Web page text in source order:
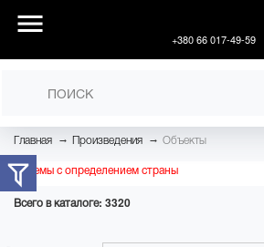
+380 66 017-49-59
Главная → Произведения → Объекты
Проблемы с определением страны
Всего в каталоге: 3320